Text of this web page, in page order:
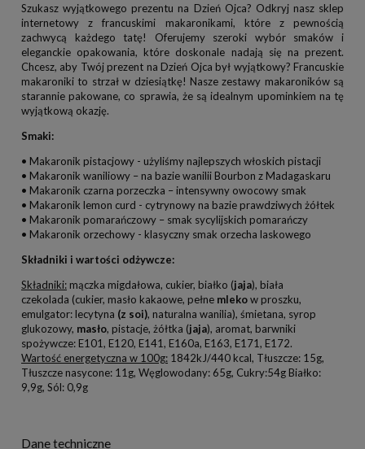
Szukasz wyjątkowego prezentu na Dzień Ojca? Odkryj nasz sklep
internetowy z francuskimi makaronikami, które z pewnością
zachwycą każdego tatę! Oferujemy szeroki wybór smaków i
eleganckie opakowania, które doskonale nadają się na prezent.
Chcesz, aby Twój prezent na Dzień Ojca był wyjątkowy? Francuskie
makaroniki to strzał w dziesiątkę! Nasze zestawy makaroników są
starannie pakowane, co sprawia, że są idealnym upominkiem na tę
wyjątkową okazję.
Smaki:
• Makaronik pistacjowy - użyliśmy najlepszych włoskich pistacji
• Makaronik waniliowy – na bazie wanilii Bourbon z Madagaskaru
• Makaronik czarna porzeczka – intensywny owocowy smak
• Makaronik lemon curd - cytrynowy na bazie prawdziwych żółtek
• Makaronik pomarańczowy – smak sycylijskich pomarańczy
• Makaronik orzechowy - klasyczny smak orzecha laskowego
Składniki i wartości odżywcze:
Składniki: mączka migdałowa, cukier, białko (jaja), biała
czekolada (cukier, masło kakaowe, pełne mlekow proszku,
emulgator: lecytyna (z soi), naturalna wanilia), śmietana, syrop
glukozowy, masło, pistacje, żółtka (jaja), aromat, barwniki
spożywcze: E101, E120, E141, E160a, E163, E171, E172.
Wartość energetyczna w 100g: 1842kJ/440 kcal, Tłuszcze: 15g,
Tłuszcze nasycone: 11g, Węglowodany: 65g, Cukry:54g Białko:
9,9g, Sól: 0,9g
Dane techniczne